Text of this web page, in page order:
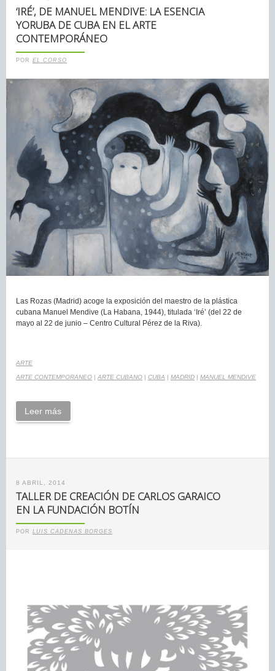
‘IRÉ’, DE MANUEL MENDIVE: LA ESENCIA
YORUBA DE CUBA EN EL ARTE
CONTEMPORÁNEO
POR EL CORSO
Las Rozas (Madrid) acoge la exposición del maestro de la plástica
cubana Manuel Mendive (La Habana, 1944), titulada ‘Iré’ (del 22 de
mayo al 22 de junio – Centro Cultural Pérez de la Riva).
ARTE
ARTE CONTEMPORANEO | ARTE CUBANO | CUBA | MADRID | MANUEL MENDIVE
Leer más
8 ABRIL, 2014
TALLER DE CREACIÓN DE CARLOS GARAICO
EN LA FUNDACIÓN BOTÍN
POR LUIS CADENAS BORGES